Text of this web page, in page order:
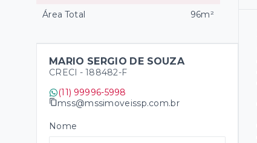
Área Total
96m²
MARIO SERGIO DE SOUZA
CRECI - 188482-F
(11) 99996-5998
mss@mssimoveissp.com.br
Nome